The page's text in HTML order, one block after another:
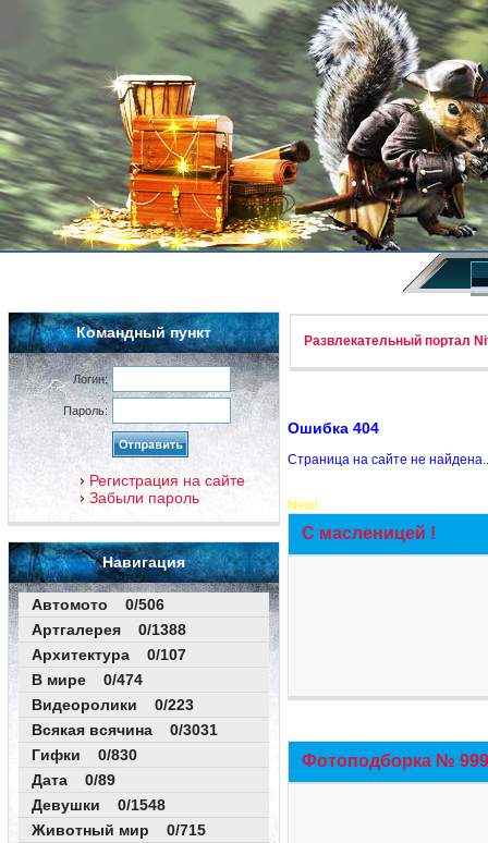
Командный пункт
Логин:
Пароль:
Регистрация на сайте
Забыли пароль
Навигация
Автомото 0/506
Артгалерея 0/1388
Архитектура 0/107
В мире 0/474
Видеоролики 0/223
Всякая всячина 0/3031
Гифки 0/830
Дата 0/89
Девушки 0/1548
Животный мир 0/715
Развлекательный портал
Ошибка 404
Страница на сайте не
New!
С масленицей !
Фотоподборка №